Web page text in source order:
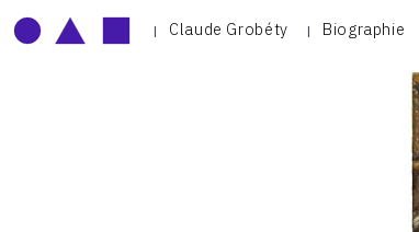
Claude Grobéty Biographie